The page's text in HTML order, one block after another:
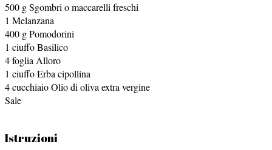
500 gSgombri o maccarelli freschi
1 Melanzana
400 gPomodorini
1 ciuffoBasilico
4fogliaAlloro
1 ciuffoErba cipollina
4cucchiaioOlio di oliva extra vergine
Sale
Istruzioni